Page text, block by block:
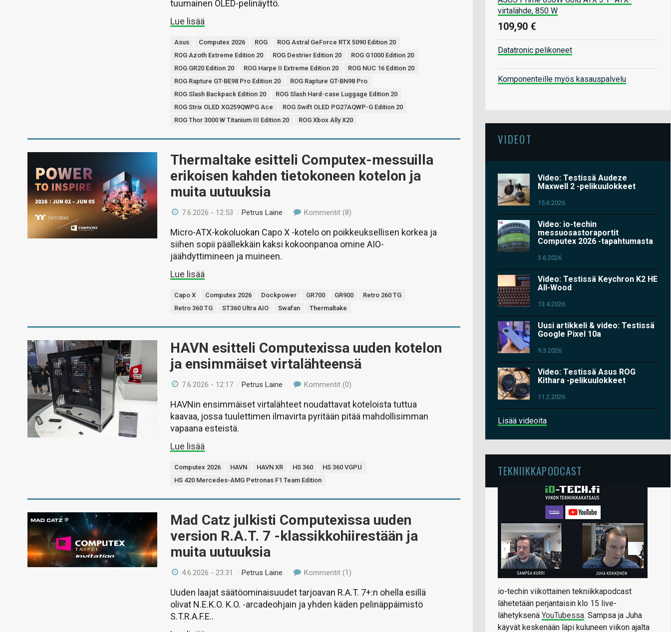
tuumainen OLED-pelinäyttö.
Lue lisää
Asus Computex 2026 ROG
ROG Astral GeForce RTX 5090 Edition 20
ROG Azoth Extreme Edition 20
ROG Destrier Edition 20
ROG G1000 Edition 20
ROG GR20 Edition 20
ROG Harpe II Extreme Edition 20
ROG NUC 16 Edition 20
ROG Rapture GT-BE98 Pro Edition 20
ROG Rapture GT-BN98 Pro
ROG Slash Backpack Edition 20
ROG Slash Hard-case Luggage Edition 20
ROG Strix OLED XG259QWPG Ace
ROG Swift OLED PG27AQWP-G Edition 20
ROG Thor 3000 W Titanium III Edition 20
ROG Xbox Ally X20
Thermaltake esitteli Computex-messuilla
erikoisen kahden tietokoneen kotelon ja
muita uutuuksia
7.6.2026 - 12:53 /Petrus Laine Kommentit (8)
Micro-ATX-kokoluokan Capo X -kotelo on poikkeuksellisen korkea ja
siihen sopii päällekkäin kaksi kokoonpanoa omine AIO-
jäähdyttimineen ja muineen.
Lue lisää
Capo X Computex 2026 Dockpower GR700 GR900
Retro 260 TG
Retro 360 TG
ST360 Ultra AIO Swafan Thermaltake
HAVN esitteli Computexissa uuden kotelon
ja ensimmäiset virtalähteensä
7.6.2026 - 12:17 /Petrus Laine Kommentit (0)
HAVNin ensimmäiset virtalähteet noudattavat koteloista tuttua
kaavaa, jossa tuulettimen ilmavirta pyritään pitää mahdollisimman
vapaana esteistä.
Lue lisää
Computex 2026 HAVN HAVN XR HS 360
HS 360 VGPU
HS 420 Mercedes-AMG Petronas F1 Team Edition
Mad Catz julkisti Computexissa uuden
version R.A.T. 7 -klassikkohiirestään ja
muita uutuuksia
4.6.2026 - 23:31 /Petrus Laine Kommentit (1)
Uuden laajat säätöominaisuudet tarjoavan R.A.T. 7+:n ohella esillä
olivat N.E.K.O. K.O. -arcadeohjain ja yhden käden pelinäppäimistö
S.T.R.A.F.E..
virtalähde, 850 W
109,90 €
Datatronic pelikoneet
Komponenteille myös kasauspalvelu
VIDEOT
Video: Testissä Audeze
Maxwell 2 -pelikuulokkeet
15.6.2026
Video: io-techin
messuosastoraportit
Computex 2026 -tapahtumasta
3.6.2026
Video: Testissä Keychron K2 HE
All-Wood
13.4.2026
Uusi artikkeli & video: Testissä
Google Pixel 10a
9.3.2026
Video: Testissä Asus ROG
Kithara -pelikuulokkeet
11.2.2026
Lisää videoita
TEKNIIKKAPODCAST
io-techin viikottainen tekniikkapodcast
lähetetään perjantaisin klo 15 live-
lähetyksenä YouTubessa. Sampsa ja Juha
käyvät keskenään läpi kuluneen viikon ajalta